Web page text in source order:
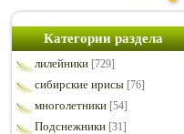
Категории раздела
лилейники [729]
сибирские ирисы [76]
многолетники [54]
Подснежники [31]